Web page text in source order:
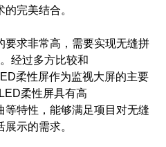
完美结合。
要求非常高，需要实现无缝拼
经过多方比较和
柔性屏作为监视大屏的主要
柔性屏具有高
等特性，能够满足项目对无缝
示的需求。